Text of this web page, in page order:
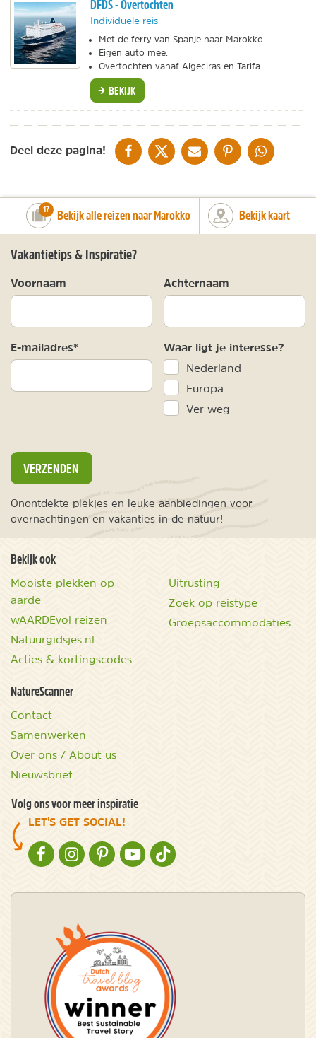
DFDS - Overtochten
Individuele reis
Met de ferry van Spanje naar Marokko.
Eigen auto mee.
Overtochten vanaf Algeciras en Tarifa.
BEKIJK
Deel deze pagina! DELEN OP FACEBOOK
DELEN OP XDELEN VIA DE MAIL
DELEN OP PINTEREST
DELEN OP
number_of_trips:
17 Bekijk alle reizen naar Marokko Bekijk kaart
Vakantietips & Inspiratie?
Voornaam Achternaam
E-mailadres* Waar ligt je interesse?
Nederland
Europa
Ver weg
VERZENDEN
Onontdekte plekjes en leuke aanbiedingen voor
overnachtingen en vakanties in de natuur!
Bekijk ook
Mooiste plekken op
aarde
wAARDEvol reizen
Natuurgidsjes.nl
Acties & kortingscodes
Uitrusting
Zoek op reistype
Groepsaccommodaties
NatureScanner
Contact
Samenwerken
Over ons / About us
Nieuwsbrief
Volg ons voor meer inspiratie
LET'S GET SOCIAL!
NATURESCANNER OP FACEBOOK
NATURESCANNER OP INSTAGRAM
NATURESCANNER OP PINTEREST
NATURESCANNER OP YOUTUBE
NATURESCANNER OP TIKTOK